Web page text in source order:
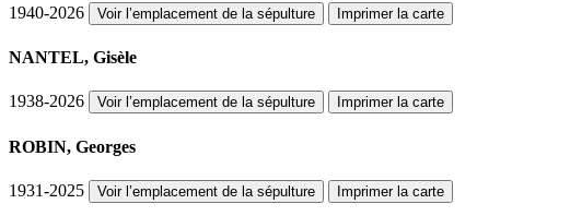
1940-2026 Voir l’emplacement de la sépulture Imprimer la carte
NANTEL, Gisèle
1938-2026 Voir l’emplacement de la sépulture Imprimer la carte
ROBIN, Georges
1931-2025 Voir l’emplacement de la sépulture Imprimer la carte